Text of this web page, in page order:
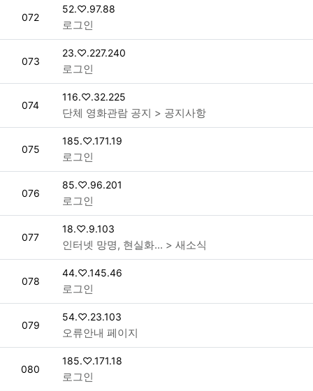
번호
072
접속자
52.♡.97.88
로그인
번호
073
접속자
23.♡.227.240
로그인
번호
074
접속자
116.♡.32.225
단체 영화관람 공지 > 공지사항
번호
075
접속자
185.♡.171.19
로그인
번호
076
접속자
85.♡.96.201
로그인
번호
077
접속자
18.♡.9.103
인터넷 망명, 현실화... > 새소식
번호
078
접속자
44.♡.145.46
로그인
번호
079
접속자
54.♡.23.103
오류안내 페이지
번호
080
접속자
185.♡.171.18
로그인